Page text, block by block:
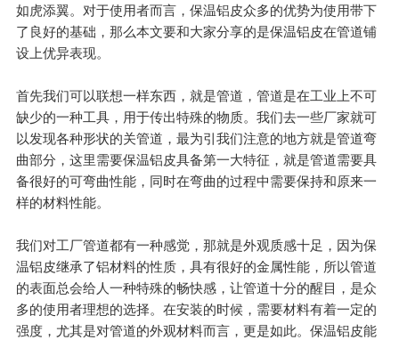
如虎添翼。对于使用者而言，保温铝皮众多的优势为使用带下
了良好的基础，那么本文要和大家分享的是保温铝皮在管道铺
设上优异表现。
首先我们可以联想一样东西，就是管道，管道是在工业上不可
缺少的一种工具，用于传出特殊的物质。我们去一些厂家就可
以发现各种形状的关管道，最为引我们注意的地方就是管道弯
曲部分，这里需要保温铝皮具备第一大特征，就是管道需要具
备很好的可弯曲性能，同时在弯曲的过程中需要保持和原来一
样的材料性能。
我们对工厂管道都有一种感觉，那就是外观质感十足，因为保
温铝皮继承了铝材料的性质，具有很好的金属性能，所以管道
的表面总会给人一种特殊的畅快感，让管道十分的醒目，是众
多的使用者理想的选择。在安装的时候，需要材料有着一定的
强度，尤其是对管道的外观材料而言，更是如此。保温铝皮能